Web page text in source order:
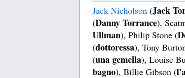
Jack Nicholson (Jack
(Danny Torrance),
Ullman), Philip Stone (
(dottoressa), Tony
(una gemella), Louise
bagno), Billie Gibson (